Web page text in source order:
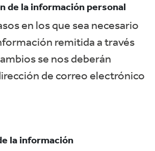
de la información personal
en los que sea necesario
remitida a través
se nos deberán
de correo electrónico
la información